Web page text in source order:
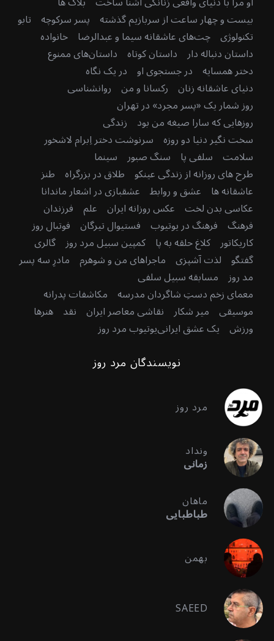
بیست و چهار ساعت از سربازیم گذشته پسر سرکوچه تابو
تکنولوژی چت‌های عاشقانه سیما و عبدالرضا خانواده
داستان دنباله دار داستان کوتاه داستان‌های ممنوع
دختر همسایه در جستجوی او در یک نگاه
دنیای عاشقانه زنان رکسانا و من روانشناسی
روز شمار یک «پسر مجرد» در تهران
روزهایی که سارا صیغه من بود زندگی
سخت نگیر دنیا دو روزه سرنوشت دختر اِبرام لاشخور
سلامت سلفی پا سنگ صبور سینما
طرح های روزانه از زندگی عینکو طلاق در بزرگراه طنز
عاشقانه ها عشق و روابط عشقبازی در اشعار ماندانا
عکاسی بدن لخت عکس روزانه ایران علم فرزندان
فرهنگ فرهنگ در یوتیوب فستیوال تیرگان فوتبال روز
کاریکاتور کلاغ حلقه به پا کمپین سبیل مرد روز گالری
گفتگو لذت آشپزی ماجراهای من و شوهرم مادرِ سه پسر
مد روز مسابقه سبیل سلفی
معمای زخم دستِ شاگردان مدرسه مکاشفات پدرانه
موسیقی میر شکار نقاشی معاصر ایران نقد هنرها
ورزش یک عشق ایرانییوتیوب مرد روز
نویسندگان مرد روز
مرد روز
ونداد
زمانی
ماهان
طباطبایی
بهمن
SAEED